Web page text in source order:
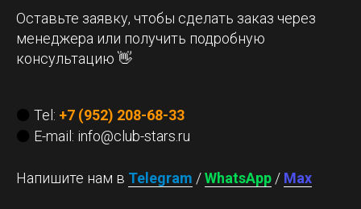
Оставьте заявку, чтобы сделать заказ через
менеджера или получить подробную
консультацию 👋
⚫ Tel: +7 (952) 208-68-33
⚫ E-mail: info@club-stars.ru
Напишите нам в Telegram /WhatsApp / Max
Купить отзывы на Google
выбрать компанию, ориентируясь на
других клиентов. Для многих
ключевых факторов привлечения